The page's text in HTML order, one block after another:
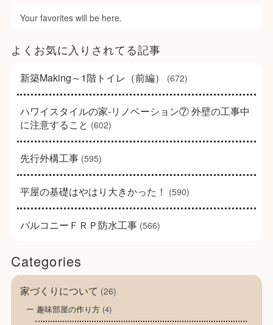
Your favorites will be here.
よくお気に入りされてる記事
新築Making～1階トイレ（前編） (672)
ハワイスタイルの家-リノベーション⑦ 外壁の工事中
に注意すること (602)
先行外構工事(595)
平屋の基礎はやはり大きかった！ (590)
バルコニーＦＲＰ防水工事(566)
Categories
家づくりについて (26)
趣味部屋の作り方(4)